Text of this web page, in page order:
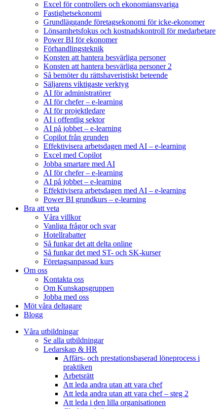
Excel för controllers och ekonomiansvariga
Fastighetsekonomi
Grundläggande företagsekonomi för icke-ekonomer
Lönsamhetsfokus och kostnadskontroll för medarbetare
Power BI för ekonomer
Förhandlingsteknik
Konsten att hantera besvärliga personer
Konsten att hantera besvärliga personer 2
Så bemöter du rättshaveristiskt beteende
Säljarens viktigaste verktyg
AI för administratörer
AI för chefer – e-learning
AI för projektledare
AI i offentlig sektor
AI på jobbet – e-learning
Copilot från grunden
Effektivisera arbetsdagen med AI – e-learning
Excel med Copilot
Jobba smartare med AI
AI för chefer – e-learning
AI på jobbet – e-learning
Effektivisera arbetsdagen med AI – e-learning
Power BI grundkurs – e-learning
Bra att veta
Våra villkor
Vanliga frågor och svar
Hotellrabatter
Så funkar det att delta online
Så funkar det med ST- och SK-kurser
Företagsanpassad kurs
Om oss
Kontakta oss
Om Kunskapsgruppen
Jobba med oss
Möt våra deltagare
Blogg
Våra utbildningar
Se alla utbildningar
Ledarskap & HR
Affärs- och prestationsbaserad löneprocess i
praktiken
Arbetsrätt
Att leda andra utan att vara chef
Att leda andra utan att vara chef – steg 2
Att leda i den lilla organisationen